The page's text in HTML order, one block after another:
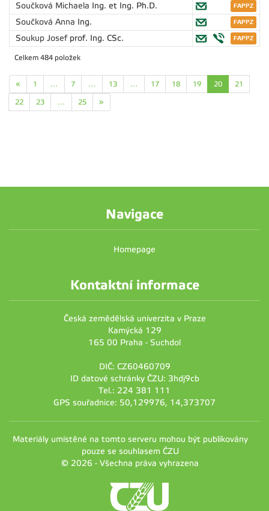
Součková Michaela Ing. et Ing. Ph.D.
Součková Anna Ing.
Soukup Josef prof. Ing. CSc.
Celkem 484 položek
« 1 … 7 … 13 … 17 18 19 20 21
22 23 … 25 »
Navigace
Homepage
Kontaktní informace
Česká zemědělská univerzita v Praze
Kamýcká 129
165 00 Praha - Suchdol
DIČ: CZ60460709
ID datové schránky ČZU: 3hdj9cb
Tel.: 224 381 111
GPS souřadnice: 50,129976, 14,373707
Materiály umístěné na tomto serveru mohou být publikovány
pouze se souhlasem ČZU
© 2026 - Všechna práva vyhrazena